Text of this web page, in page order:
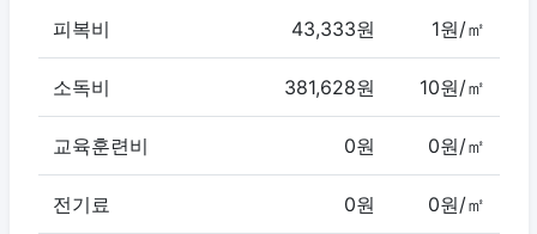
피복비 43,333원 1원/㎡
소독비 381,628원 10원/㎡
교육훈련비 0원 0원/㎡
전기료 0원 0원/㎡